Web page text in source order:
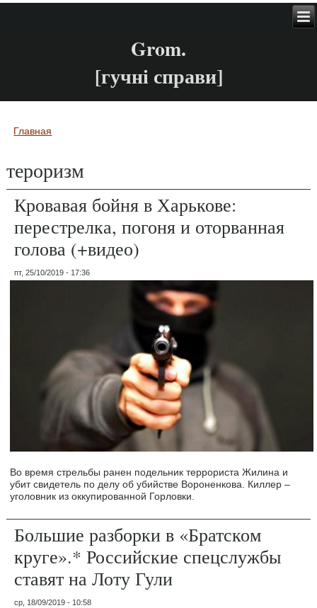
Grom.
[гучні справи]
Вы здесь
Главная
тероризм
Кровавая бойня в Харькове:
перестрелка, погоня и оторванная
голова (+видео)
пт, 25/10/2019 - 17:36
Во время стрельбы ранен подельник террориста Жилина и
убит свидетель по делу об убийстве Вороненкова. Киллер –
уголовник из оккупированной Горловки.
Большие разборки в «Братском
круге».* Российские спецслужбы
ставят на Лоту Гули
ср, 18/09/2019 - 10:58